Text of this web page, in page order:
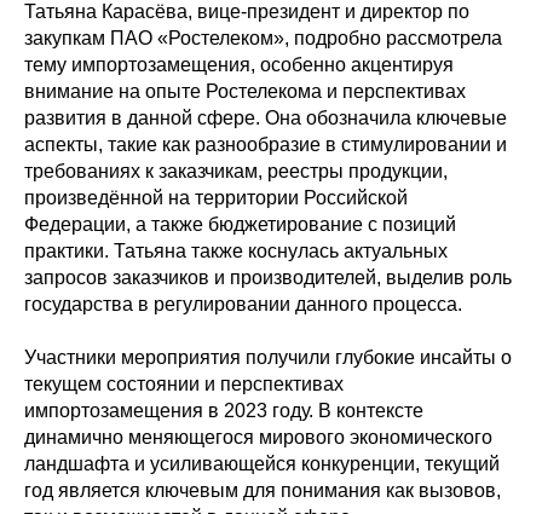
Татьяна Карасёва, вице-президент и директор по
закупкам ПАО «Ростелеком», подробно рассмотрела
тему импортозамещения, особенно акцентируя
внимание на опыте Ростелекома и перспективах
развития в данной сфере. Она обозначила ключевые
аспекты, такие как разнообразие в стимулировании и
требованиях к заказчикам, реестры продукции,
произведённой на территории Российской
Федерации, а также бюджетирование с позиций
практики. Татьяна также коснулась актуальных
запросов заказчиков и производителей, выделив роль
государства в регулировании данного процесса.
Участники мероприятия получили глубокие инсайты о
текущем состоянии и перспективах
импортозамещения в 2023 году. В контексте
динамично меняющегося мирового экономического
ландшафта и усиливающейся конкуренции, текущий
год является ключевым для понимания как вызовов,